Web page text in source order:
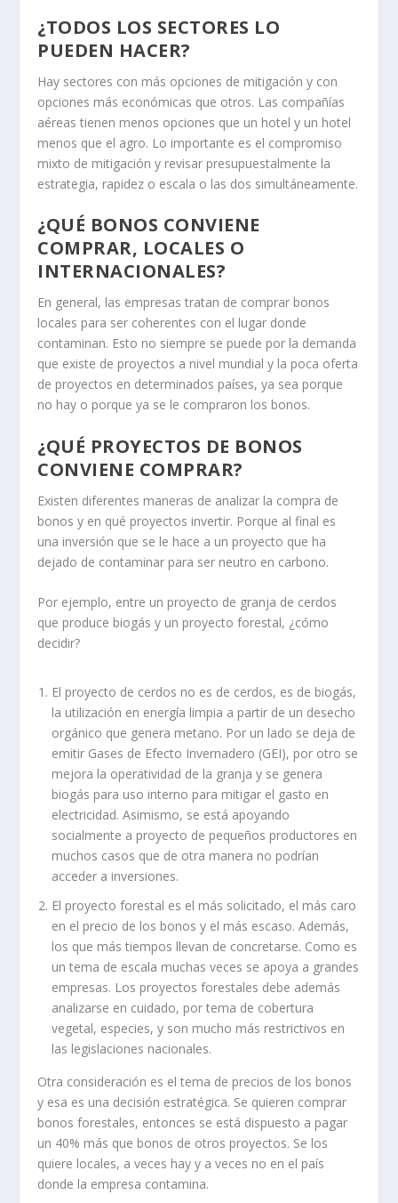
¿TODOS LOS SECTORES LO
PUEDEN HACER?
Hay sectores con más opciones de mitigación y con
opciones más económicas que otros. Las compañías
aéreas tienen menos opciones que un hotel y un hotel
menos que el agro. Lo importante es el compromiso
mixto de mitigación y revisar presupuestalmente la
estrategia, rapidez o escala o las dos simultáneamente.
¿QUÉ BONOS CONVIENE
COMPRAR, LOCALES O
INTERNACIONALES?
En general, las empresas tratan de comprar bonos
locales para ser coherentes con el lugar donde
contaminan. Esto no siempre se puede por la demanda
que existe de proyectos a nivel mundial y la poca oferta
de proyectos en determinados países, ya sea porque
no hay o porque ya se le compraron los bonos.
¿QUÉ PROYECTOS DE BONOS
CONVIENE COMPRAR?
Existen diferentes maneras de analizar la compra de
bonos y en qué proyectos invertir. Porque al final es
una inversión que se le hace a un proyecto que ha
dejado de contaminar para ser neutro en carbono.
Por ejemplo, entre un proyecto de granja de cerdos
que produce biogás y un proyecto forestal, ¿cómo
decidir?
El proyecto de cerdos no es de cerdos, es de biogás,
la utilización en energía limpia a partir de un desecho
orgánico que genera metano. Por un lado se deja de
emitir Gases de Efecto Invernadero (GEI), por otro se
mejora la operatividad de la granja y se genera
biogás para uso interno para mitigar el gasto en
electricidad. Asimismo, se está apoyando
socialmente a proyecto de pequeños productores en
muchos casos que de otra manera no podrían
acceder a inversiones.
El proyecto forestal es el más solicitado, el más caro
en el precio de los bonos y el más escaso. Además,
los que más tiempos llevan de concretarse. Como es
un tema de escala muchas veces se apoya a grandes
empresas. Los proyectos forestales debe además
analizarse en cuidado, por tema de cobertura
vegetal, especies, y son mucho más restrictivos en
las legislaciones nacionales.
Otra consideración es el tema de precios de los bonos
y esa es una decisión estratégica. Se quieren comprar
bonos forestales, entonces se está dispuesto a pagar
un 40% más que bonos de otros proyectos. Se los
quiere locales, a veces hay y a veces no en el país
donde la empresa contamina.